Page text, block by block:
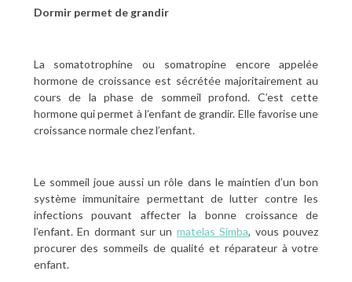
Dormir permet de grandir
La somatotrophine ou somatropine encore appelée
hormone de croissance est sécrétée majoritairement au
cours de la phase de sommeil profond. C’est cette
hormone qui permet à l’enfant de grandir. Elle favorise une
croissance normale chez l’enfant.
Le sommeil joue aussi un rôle dans le maintien d’un bon
système immunitaire permettant de lutter contre les
infections pouvant affecter la bonne croissance de
l’enfant. En dormant sur un matelas Simba, vous pouvez
procurer des sommeils de qualité et réparateur à votre
enfant.